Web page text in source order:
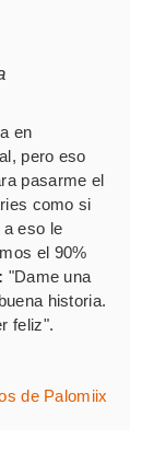
en
pero eso
pasarme el
como si
a eso le
el 90%
"Dame una
historia.
feliz".
de Palomiix